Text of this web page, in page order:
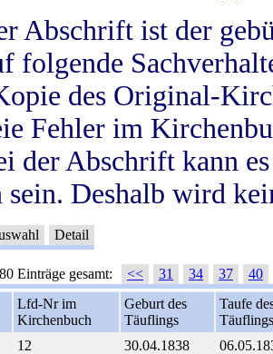
Abschrift ist der
folgende
des Original-
Fehler im
der Abschrift kann
sein. Deshalb wird
Detail
Einträge gesamt: << 31 34 37
40
Lfd-Nr im
Kirchenbuch
Geburt des
Täuflings
Taufe
Täuflings
12 30.04.1838